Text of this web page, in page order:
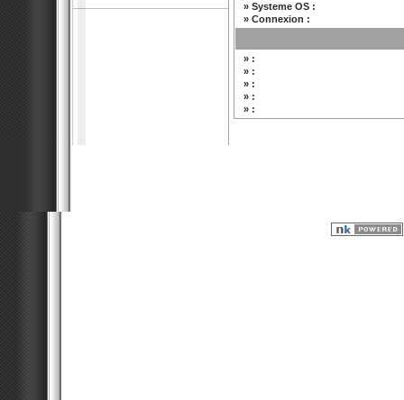
» Systeme OS :
» Connexion :
» :
» :
» :
» :
» :